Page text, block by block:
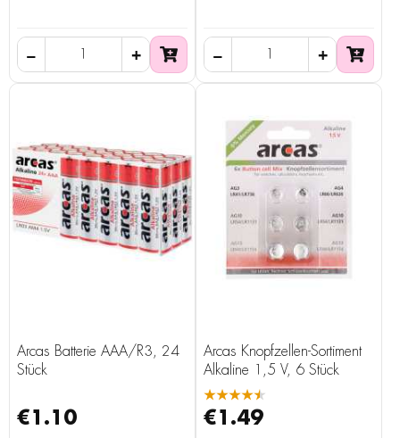
Arcas Batterie AAA/R3, 24
Stück
€1.10
Arcas Knopfzellen-Sortiment
Alkaline 1,5 V, 6 Stück
★★★★★
€1.49